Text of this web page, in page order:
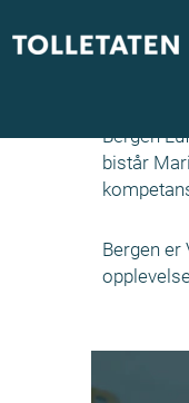
Bergen
bistår
Bergen